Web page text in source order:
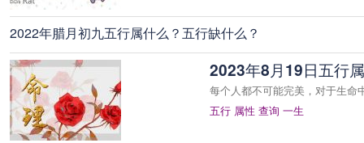
2022年腊月初九五行属什么？五行缺什么？
2023年8月19日五行
每个人都不可能完美，对于生命
五行 属性 查询 一生